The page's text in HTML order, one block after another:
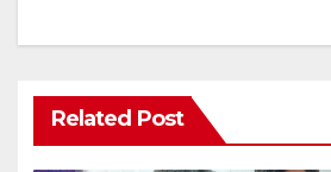
Related Post